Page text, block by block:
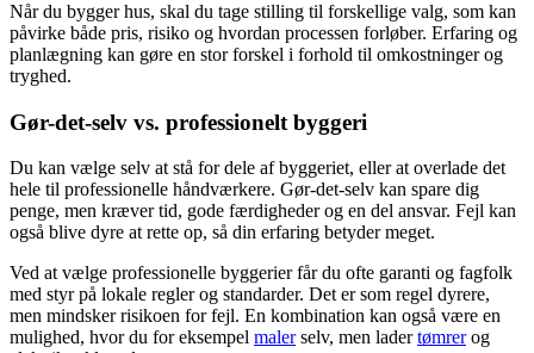
Når du bygger hus, skal du tage stilling til forskellige valg, som kan
påvirke både pris, risiko og hvordan processen forløber. Erfaring og
planlægning kan gøre en stor forskel i forhold til omkostninger og
tryghed.
Gør-det-selv vs. professionelt byggeri
Du kan vælge selv at stå for dele af byggeriet, eller at overlade det
hele til professionelle håndværkere. Gør-det-selv kan spare dig
penge, men kræver tid, gode færdigheder og en del ansvar. Fejl kan
også blive dyre at rette op, så din erfaring betyder meget.
Ved at vælge professionelle byggerier får du ofte garanti og fagfolk
med styr på lokale regler og standarder. Det er som regel dyrere,
men mindsker risikoen for fejl. En kombination kan også være en
mulighed, hvor du for eksempel malerselv, men ladertømrerog